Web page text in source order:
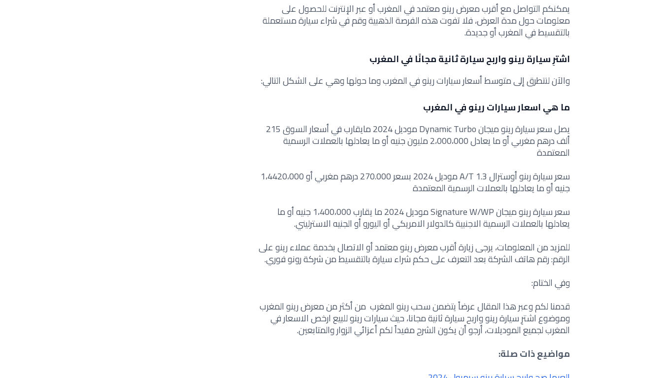
يمكنكم التواصل مع أقرب معرض رينو معتمد في المغرب أو عبر الإنترنت للحصول على
معلومات حول مدة العرض، فلاتفوت هذه الفرصة الذهبية وقم فيشراء سيارة مستعملة
بالتقسيط في المغرب أو جديدة.
اشترِ سيارة رينو واربح سيارة ثانية مجانًا في المغرب
والآن لنتطرق إلى متوسط أسعار سيارات رينو في المغرب وما حولها وهي على الشكل التالي:
ما هي اسعار سيارات رينو في المغرب
يصل سعر سيارة رينو ميجان Dynamic Turbo موديل 2024 مايقارب في أسعار السوق 215
ألف درهم مغربي أو ما يعادل 2،000،000 مليون جنيه أو ما يعادلها بالعملات الرسمية
المعتمدة
سعر سيارة ربنو أوسترال A/T 1.3 موديل 2024 بسعر 270.000 درهم مغربي أو 1،4420،000
جنيه أو ما يعادلها بالعملات الرسميةالمعتمدة
سعر سيارة رينو ميجان Signature W/WP موديل 2024 ما يقارب 1،400،000 جنيه أو ما
يعادلها بالعملات الرسمية الاجنبية كالدولار الامريكي أو اليورو أو الجنيه الاسترليني.
للمزيد من المعلومات، يرجى زيارة أقرب معرض رينو معتمد أو الاتصال بخدمة عملاء رينو على
الرقم: رقم هاتف الشركة بعد التعرف على حكم شراء سيارة بالتقسيط من شركة رونو فوري.
وفي الختام:
قدمنا لكم وعبر هذا المقال عرضاً يتضمن سحب رينو المغرب من أكثر من معرض رينو المغرب
وموضوع اشترِ سيارة رينو واربح سيارة ثانية مجانا، حيث سيارات رينو للبيع ارخص الاسعار في
المغرب لجميع الموديلات، أرجو أن يكون الشرح مفيداً لكم أعزائي الزوار والمتابعين.
مواضيع ذات صلة: